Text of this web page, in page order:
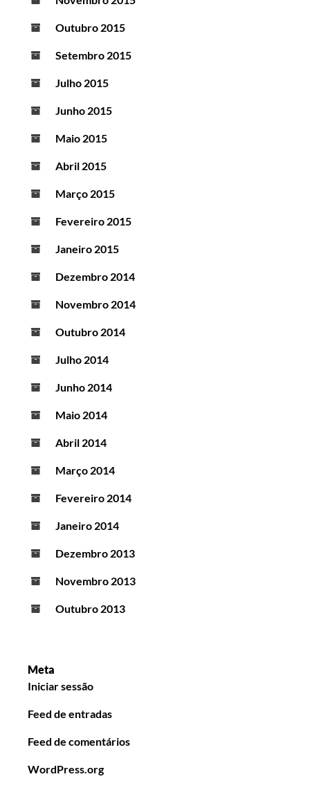
Outubro 2015
Setembro 2015
Julho 2015
Junho 2015
Maio 2015
Abril 2015
Março 2015
Fevereiro 2015
Janeiro 2015
Dezembro 2014
Novembro 2014
Outubro 2014
Julho 2014
Junho 2014
Maio 2014
Abril 2014
Março 2014
Fevereiro 2014
Janeiro 2014
Dezembro 2013
Novembro 2013
Outubro 2013
Meta
Iniciar sessão
Feed de entradas
Feed de comentários
WordPress.org